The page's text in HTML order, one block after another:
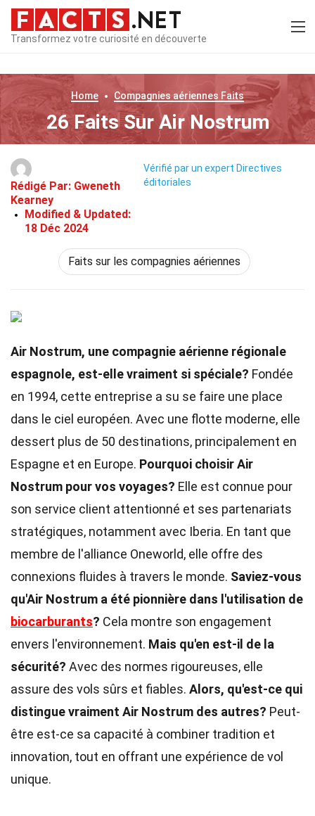
Transformez votre curiosité en découverte
Home Compagnies aériennes Faits
26 Faits Sur Air Nostrum
Rédigé Par: Gweneth
Kearney
Modified & Updated:
18 Déc 2024
Vérifié par un expert Directives
éditoriales
Faits sur les compagnies aériennes
Air Nostrum, une compagnie aérienne régionale
espagnole, est-elle vraiment si spéciale? Fondée
en 1994, cette entreprise a su se faire une place
dans le ciel européen. Avec une flotte moderne, elle
dessert plus de 50 destinations, principalement en
Espagne et en Europe. Pourquoi choisir Air
Nostrum pour vos voyages? Elle est connue pour
son service client attentionné et ses partenariats
stratégiques, notamment avec Iberia. En tant que
membre de l'alliance Oneworld, elle offre des
connexions fluides à travers le monde. Saviez-vous
qu'Air Nostrum a été pionnière dans l'utilisation de
biocarburants? Cela montre son engagement
envers l'environnement. Mais qu'en est-il de la
sécurité? Avec des normes rigoureuses, elle
assure des vols sûrs et fiables. Alors, qu'est-ce qui
distingue vraiment Air Nostrum des autres? Peut-
être est-ce sa capacité à combiner tradition et
innovation, tout en offrant une expérience de vol
unique.